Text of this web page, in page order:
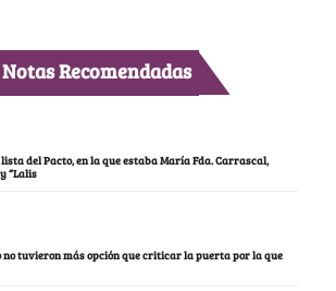
Notas Recomendadas
del Pacto, en la que estaba María Fda. Carrascal,
“Lalis
no tuvieron más opción que criticar la puerta por la que